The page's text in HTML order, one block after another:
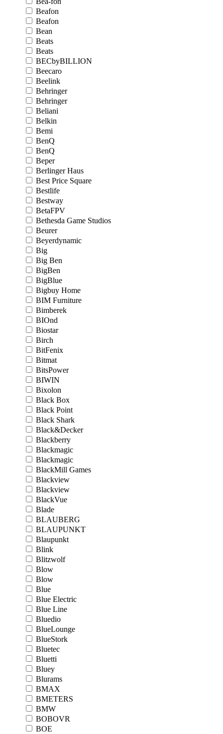
Beafon
Beafon
Bean
Beats
Beats
BECbyBILLION
Beecaro
Beelink
Behringer
Behringer
Beliani
Belkin
Bemi
BenQ
BenQ
Beper
Berlinger Haus
Best Price Square
Bestlife
Bestway
BetaFPV
Bethesda Game Studios
Beurer
Beyerdynamic
Big
Big Ben
BigBen
BigBlue
Bigbuy Home
BIM Furniture
Bimberek
BIOnd
Biostar
Birch
BitFenix
Bitmat
BitsPower
BIWIN
Bixolon
Black Box
Black Point
Black Shark
Black&Decker
Blackberry
Blackmagic
Blackmagic
BlackMill Games
Blackview
Blackview
BlackVue
Blade
BLAUBERG
BLAUPUNKT
Blaupunkt
Blink
Blitzwolf
Blow
Blow
Blue
Blue Electric
Blue Line
Bluedio
BlueLounge
BlueStork
Bluetec
Bluetti
Bluey
Blurams
BMAX
BMETERS
BMW
BOBOVR
BOE